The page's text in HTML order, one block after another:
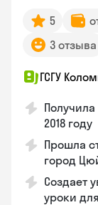
5
3 отзыва
ГСГУ
2018 году
Прошла
город
Создает
уроки